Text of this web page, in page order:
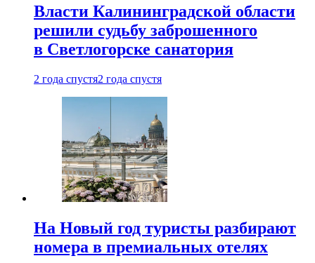
Власти Калининградской области
решили судьбу заброшенного
в Светлогорске санатория
2 года спустя2 года спустя
На Новый год туристы разбирают
номера в премиальных отелях